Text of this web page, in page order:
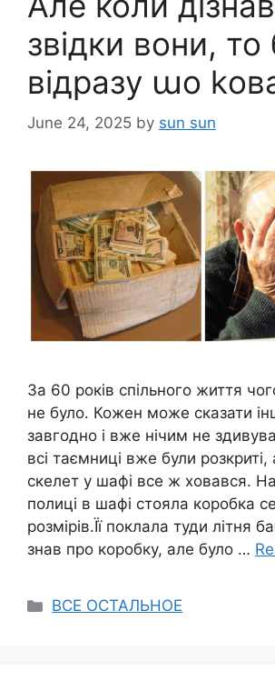
звідки вони, то
відразу աо
June 24, 2025 by sun sun
За 60 років спільного життя
не було. Кожен може сказати
завгодно і вже нічим не
всі таємниці вже були
скелет у шафі все ж ховався.
полиці в шафі стояла коробка
розмірів.Її поклала туди літня
знав про коробку, але було …
Categories
ВСЕ ОСТАЛЬНОЕ